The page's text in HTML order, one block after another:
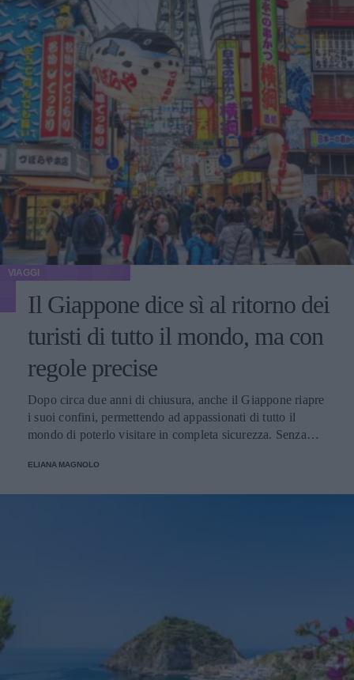
VIAGGI
Il Giappone dice sì al ritorno dei
turisti di tutto il mondo, ma con
regole precise
Dopo circa due anni di chiusura, anche il Giappone riapre
i suoi confini, permettendo ad appassionati di tutto il
mondo di poterlo visitare in completa sicurezza. Senza
ELIANA MAGNOLO